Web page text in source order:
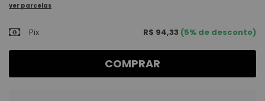
ver parcelas
Pix R$ 94,33 (5% de desconto)
COMPRAR